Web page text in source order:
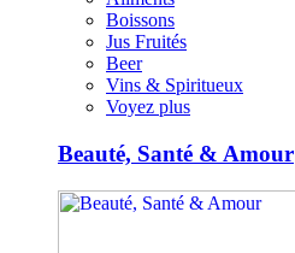
Boissons
Jus Fruités
Beer
Vins & Spiritueux
Voyez plus
Beauté, Santé & Amour